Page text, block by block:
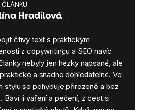
Hradilová
čtivý text s praktickým
z copywritingu a SEO navíc
nebyly jen hezky napsané, ale
a snadno dohledatelné. Ve
stylu se pohybuje přirozeně a bez
Baví ji vaření a pečení, z cest si